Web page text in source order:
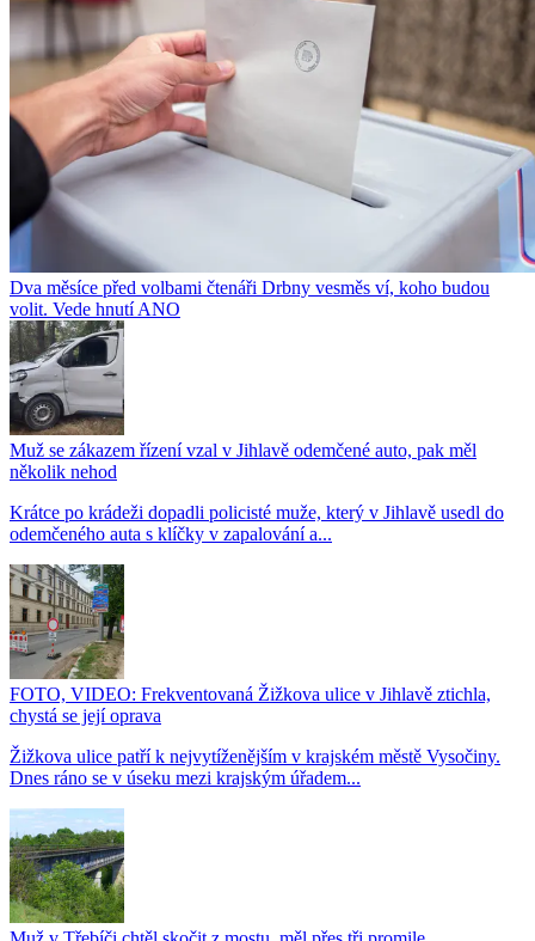
Dva měsíce před volbami čtenáři Drbny vesměs ví, koho budou
volit. Vede hnutí ANO
Muž se zákazem řízení vzal v Jihlavě odemčené auto, pak měl
několik nehod
Krátce po krádeži dopadli policisté muže, který v Jihlavě usedl do
odemčeného auta s klíčky v zapalování a...
FOTO, VIDEO: Frekventovaná Žižkova ulice v Jihlavě ztichla,
chystá se její oprava
Žižkova ulice patří k nejvytíženějším v krajském městě Vysočiny.
Dnes ráno se v úseku mezi krajským úřadem...